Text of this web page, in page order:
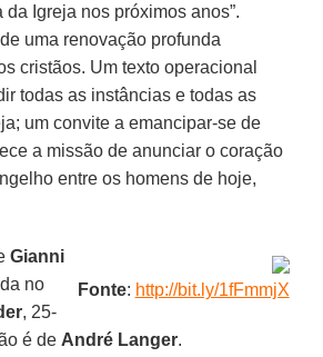
Igreja nos próximos anos”.
uma renovação profunda
cristãos. Um texto operacional
todas as instâncias e todas as
um convite a emancipar-se de
a missão de anunciar o coração
entre os homens de hoje,
Fonte: http://bit.ly/1fFmmjX
Gianni
no
, 25-
é de André Langer.